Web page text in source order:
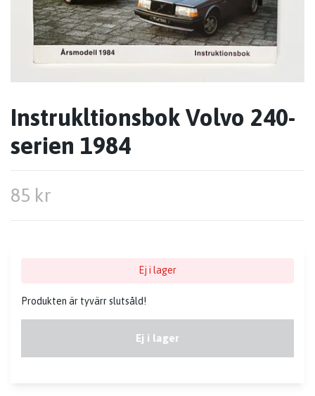
Instrukltionsbok Volvo 240-
serien 1984
85 kr
Ej i lager
Produkten är tyvärr slutsåld!
Ej i lager